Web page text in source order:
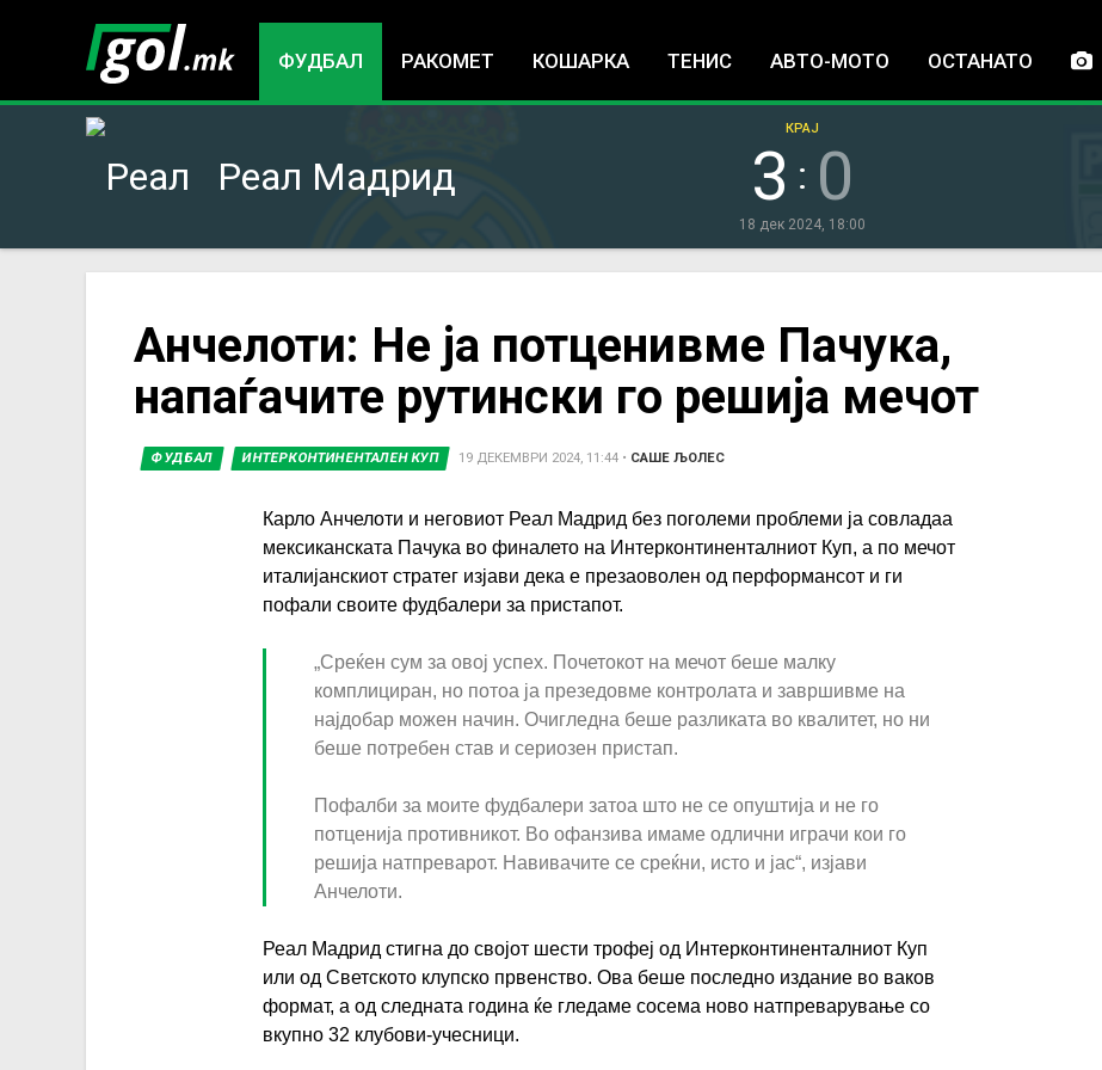
ФУДБАЛ РАКОМЕТ КОШАРКА ТЕНИС АВТО-МОТО ОСТАНАТО
Реал Мадрид 3 : 0
КРАЈ
18 дек 2024, 18:00
here
Анчелоти: Не ја потценивме Пачука,
напаѓачите рутински го решија мечот
ФУДБАЛ ИНТЕРКОНТИНЕНТАЛЕН КУП 19 ДЕКЕМВРИ 2024, 11:44• САШЕ ЉОЛЕС
Карло Анчелоти и неговиот Реал Мадрид без поголеми проблеми ја совладаа
мексиканската Пачука во финалето на Интерконтиненталниот Куп, а по мечот
италијанскиот стратег изјави дека е презаоволен од перформансот и ги
пофали своите фудбалери за пристапот.
„Среќен сум за овој успех. Почетокот на мечот беше малку
комплициран, но потоа ја презедовме контролата и завршивме на
најдобар можен начин. Очигледна беше разликата во квалитет, но ни
беше потребен став и сериозен пристап.
Пофалби за моите фудбалери затоа што не се опуштија и не го
потценија противникот. Во офанзива имаме одлични играчи кои го
решија натпреварот. Навивачите се среќни, исто и јас“, изјави
Анчелоти.
Реал Мадрид стигна до својот шести трофеј од Интерконтиненталниот Куп
или од Светското клупско првенство. Ова беше последно издание во ваков
формат, а од следната година ќе гледаме сосема ново натпреварување со
вкупно 32 клубови-учесници.